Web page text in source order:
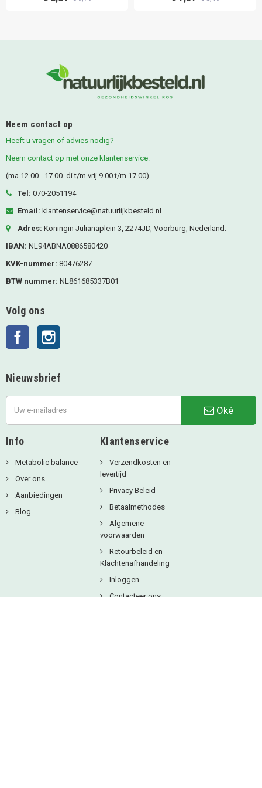
Neem contact op
Heeft u vragen of advies nodig?
Neem contact op met onze klantenservice.
(ma 12.00 - 17.00. di t/m vrij 9.00 t/m 17.00)
Tel: 070-2051194
Email: klantenservice@natuurlijkbesteld.nl
Adres: Koningin Julianaplein 3, 2274JD, Voorburg, Nederland.
IBAN: NL94ABNA0886580420
KVK-nummer: 80476287
BTW nummer: NL861685337B01
Volg ons
Facebook
Nieuwsbrief
Oké
Info
Metabolic balance
Over ons
Aanbiedingen
Blog
Klantenservice
Verzendkosten en
levertijd
Privacy Beleid
Betaalmethodes
Algemene
voorwaarden
Retourbeleid en
Klachtenafhandeling
Inloggen
Contacteer ons